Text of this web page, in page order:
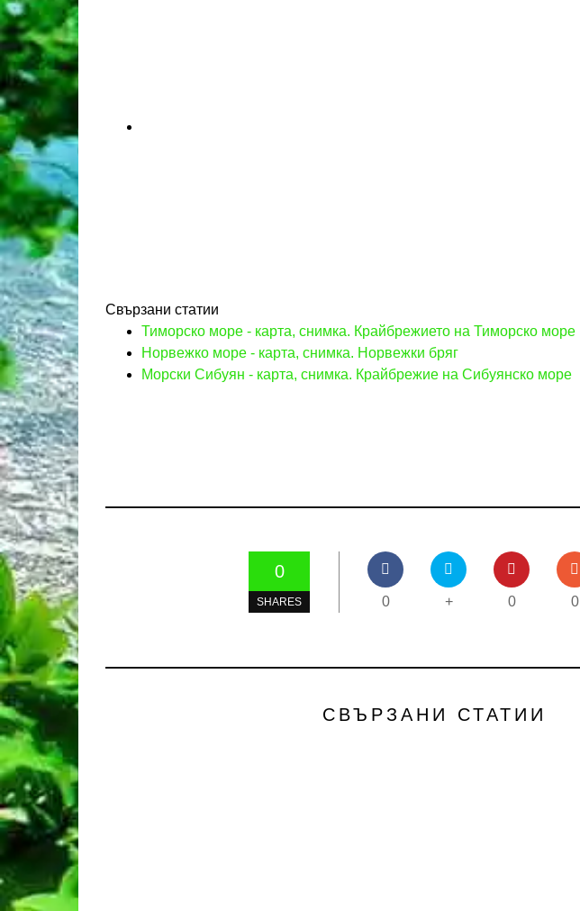
Свързани статии
Тиморско море - карта, снимка. Крайбрежието на Тиморско море
Норвежко море - карта, снимка. Норвежки бряг
Морски Сибуян - карта, снимка. Крайбрежие на Сибуянско море
0
SHARES 0 + 0 0
СВЪРЗАНИ СТАТИИ